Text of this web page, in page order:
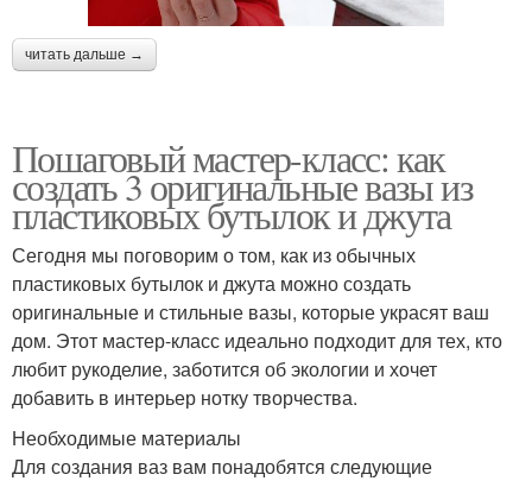
читать дальше →
Пошаговый мастер-класс: как
создать 3 оригинальные вазы из
пластиковых бутылок и джута
Сегодня мы поговорим о том, как из обычных
пластиковых бутылок и джута можно создать
оригинальные и стильные вазы, которые украсят ваш
дом. Этот мастер-класс идеально подходит для тех, кто
любит рукоделие, заботится об экологии и хочет
добавить в интерьер нотку творчества.
Необходимые материалы
Для создания ваз вам понадобятся следующие